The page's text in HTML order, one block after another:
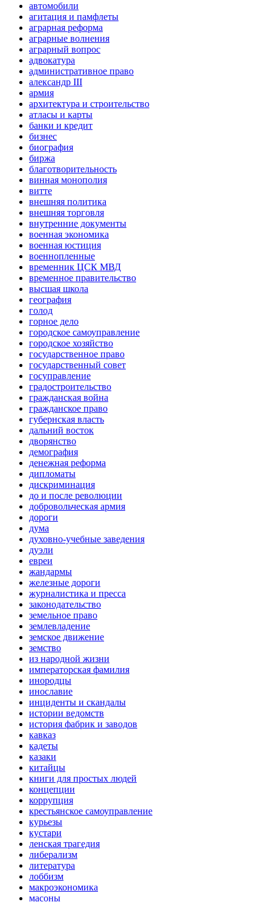
автомобили
агитация и памфлеты
аграрная реформа
аграрные волнения
аграрный вопрос
адвокатура
административное право
александр III
армия
архитектура и строительство
атласы и карты
банки и кредит
бизнес
биография
биржа
благотворительность
винная монополия
витте
внешняя политика
внешняя торговля
внутренние документы
военная экономика
военная юстиция
военнопленные
временник ЦСК МВД
временное правительство
высшая школа
география
голод
горное дело
городское самоуправление
городское хозяйство
государственное право
государственный совет
госуправление
градостроительство
гражданская война
гражданское право
губернская власть
дальний восток
дворянство
демография
денежная реформа
дипломаты
дискриминация
до и после революции
добровольческая армия
дороги
дума
духовно-учебные заведения
дуэли
евреи
жандармы
железные дороги
журналистика и пресса
законодательство
земельное право
землевладение
земское движение
земство
из народной жизни
императорская фамилия
инородцы
инославие
инциденты и скандалы
истории ведомств
история фабрик и заводов
кавказ
кадеты
казаки
китайцы
книги для простых людей
концепции
коррупция
крестьянское самоуправление
курьезы
кустари
ленская трагедия
либерализм
литература
лоббизм
макроэкономика
масоны